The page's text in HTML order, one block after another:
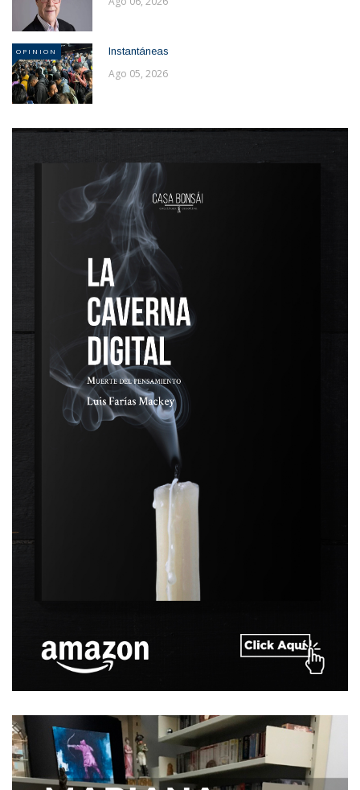
OPINION Instantáneas
Ago 05, 2026